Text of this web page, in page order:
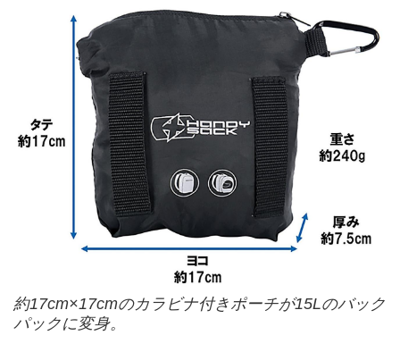
約17cm×17cmのカラビナ付きポーチが15Lのバック
パックに変身。